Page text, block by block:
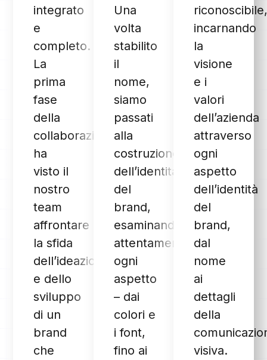
integrato
e
completo.
La
prima
fase
della
collaborazione
ha
visto il
nostro
team
affrontare
la sfida
dell’ideazione
e dello
sviluppo
di un
brand
che
Una
volta
stabilito
il
nome,
siamo
passati
alla
costruzione
dell’identità
del
brand,
esaminando
attentamente
ogni
aspetto
– dai
colori e
i font,
fino ai
riconoscibile,
incarnando
la
visione
e i
valori
dell’azienda
attraverso
ogni
aspetto
dell’identità
del
brand,
dal
nome
ai
dettagli
della
visiva.